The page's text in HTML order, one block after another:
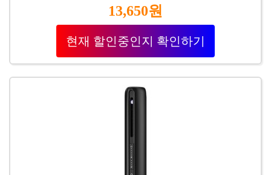
13,650원
현재 할인중인지 확인하기